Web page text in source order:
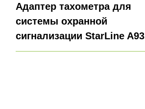
Адаптер тахометра для
системы охранной
сигнализации StarLine A93